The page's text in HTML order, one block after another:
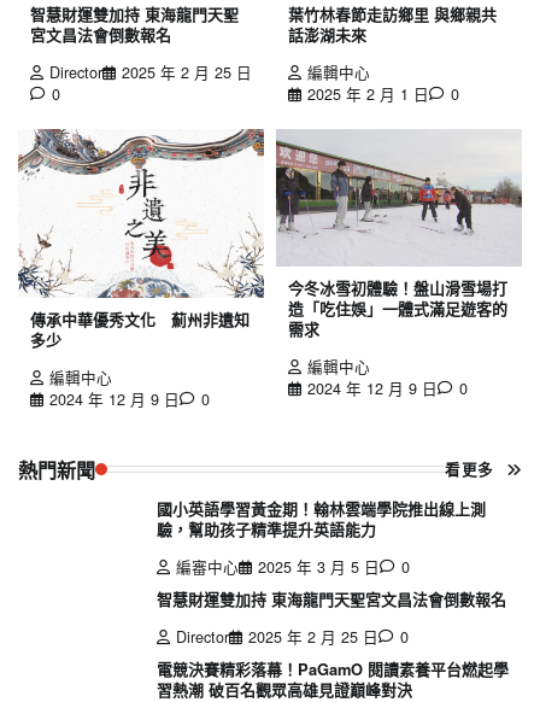
智慧財運雙加持 東海龍門天聖
宮文昌法會倒數報名
Director
2025 年 2 月 25 日
0
葉竹林春節走訪鄉里 與鄉親共
話澎湖未來
編輯中心
2025 年 2 月 1 日
0
傳承中華優秀文化 薊州非遺知
多少
編輯中心
2024 年 12 月 9 日
0
今冬冰雪初體驗！盤山滑雪場打
造「吃住娛」一體式滿足遊客的
需求
編輯中心
2024 年 12 月 9 日
0
熱門新聞 看更多
國小英語學習黃金期！翰林雲端學院推出線上測
驗，幫助孩子精準提升英語能力
編審中心
2025 年 3 月 5 日
0
智慧財運雙加持 東海龍門天聖宮文昌法會倒數報名
Director
2025 年 2 月 25 日
0
電競決賽精彩落幕！PaGamO 閱讀素養平台燃起學
習熱潮 破百名觀眾高雄見證巔峰對決